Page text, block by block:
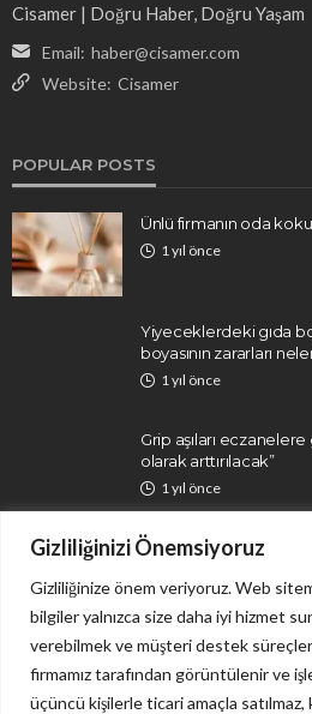
Gizliliğinizi Önemsiyoruz
Gizliliğinize önem veriyoruz. Web
bilgiler yalnızca size daha iyi hizmet
verebilmek ve müşteri destek
firmamız tarafından görüntülenir ve
üçüncü kişilerle ticari amaçla satılmaz,
Cisamer | Doğru Haber, Doğru Yaşam
Email: haber@cisamer.com
Website: Cisamer
POPULAR POSTS
Ünlü firmanın oda
1 yıl önce
Yiyeceklerdeki gıda
boyasının zararları
1 yıl önce
Grip aşıları eczanelere
olarak arttırılacak”
1 yıl önce
İletişim Gizlilik